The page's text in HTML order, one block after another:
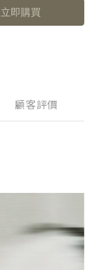
立即購買
顧客評價